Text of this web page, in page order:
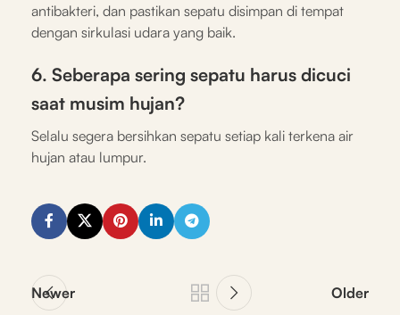
antibakteri, dan pastikan sepatu disimpan di tempat
dengan sirkulasi udara yang baik.
6. Seberapa sering sepatu harus dicuci
saat musim hujan?
Selalu segera bersihkan sepatu setiap kali terkena air
hujan atau lumpur.
Newer Older